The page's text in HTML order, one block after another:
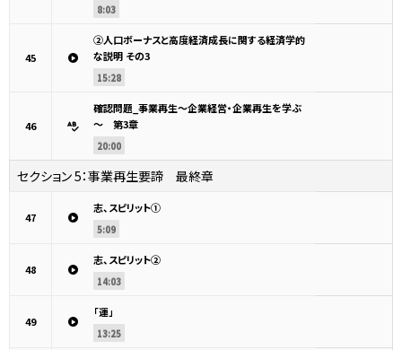
8:03
45
②人口ボーナスと高度経済成長に関する経済学的
な説明 その3
15:28
46
確認問題_事業再生～企業経営・企業再生を学ぶ
～ 第3章
20:00
セクション 5：事業再生要諦 最終章
47
志、スピリット①
5:09
48
志、スピリット②
14:03
49
「運」
13:25